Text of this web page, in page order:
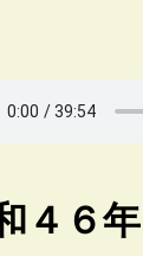
４６